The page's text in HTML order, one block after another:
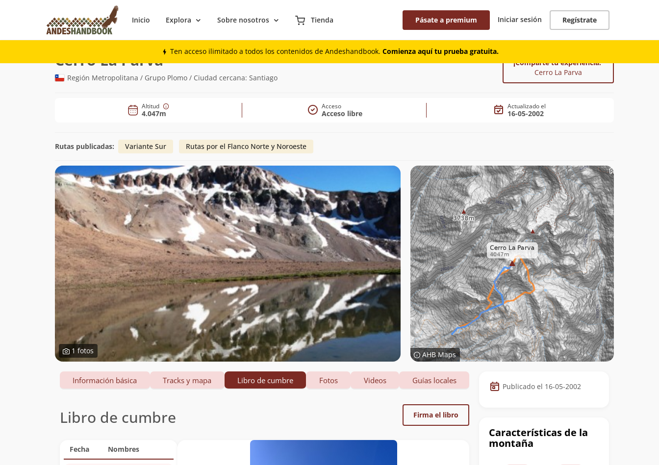
Inicio Explora Sobre nosotros Tienda Pásate a premium Iniciar sesión Regístrate
Ten acceso ilimitado a todos los contenidos de Andeshandbook. Comienza aquí tu prueba gratuita.
Montaña
Cerro La Parva(4.047m)
Región Metropolitana / Grupo Plomo / Ciudad cercana: Santiago
¡Comparte tu experiencia!
Cerro La Parva
Altitud
4.047m
Acceso
Acceso libre
Actualizado el
16-05-2002
Rutas publicadas: Variante Sur Rutas por el Flanco Norte y Noroeste
1 fotos AHB Maps
Datos
de
cumbre
Publicado el 16-05-2002
Características de la
montaña
Información básica Tracks y mapa Libro de cumbre Fotos Videos Guías locales
Libro de cumbre Firma el libro
Fecha Nombres